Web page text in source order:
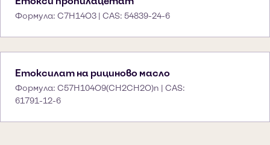
Формула: C7H14O3 | CAS: 54839-24-6
Етоксилат на рициново масло
Формула: C57H104O9(CH2CH2O)n | CAS:
61791-12-6